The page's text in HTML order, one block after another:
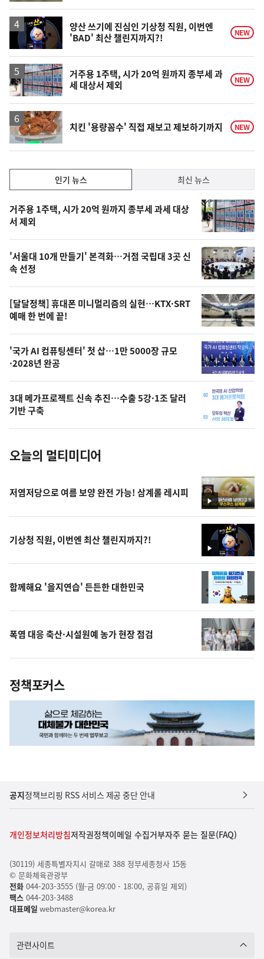
일
영
양산 쓰기에 진심인 기상청 직원, 이번엔
'BAD' 최산 챌린지까지?!
NEW
거주용 1주택, 시가 20억 원까지 종부세 과
세 대상서 제외
NEW
치킨 '용량꼼수' 직접 재보고 제보하기까지 NEW
기,
최
신,
오
늘
의
영
상
오
의
사
진
인기 뉴스 최신 뉴스
인
기
뉴
스
거주용 1주택, 시가 20억 원까지 종부세 과세 대상
서 제외
'서울대 10개 만들기' 본격화…거점 국립대 3곳 신
속 선정
[달달정책] 휴대폰 미니멀리즘의 실현…KTX·SRT
예매 한 번에 끝!
'국가 AI 컴퓨팅센터' 첫 삽…1만 5000장 규모
·2028년 완공
3대 메가프로젝트 신속 추진…수출 5강·1조 달러
기반 구축
오늘의 멀티미디어
영
상
저염저당으로 여름 보양 완전 가능! 삼계롤 레시피
영
상
기상청 직원, 이번엔 최산 챌린지까지?!
함께해요 '을지연습' 든든한 대한민국
폭염 대응 축산·시설원예 농가 현장 점검
정책포커스
공지정책브리핑 RSS 서비스 제공 중단 안내
개인정보처리방침저작권정책이메일 수집거부자주 묻는 질문(FAQ)
(30119) 세종특별자치시 갈매로 388 정부세종청사 15동
© 문화체육관광부
전화044-203-3555 (월-금 09:00 - 18:00, 공휴일 제외)
팩스044-203-3488
대표메일 webmaster@korea.kr
관련사이트